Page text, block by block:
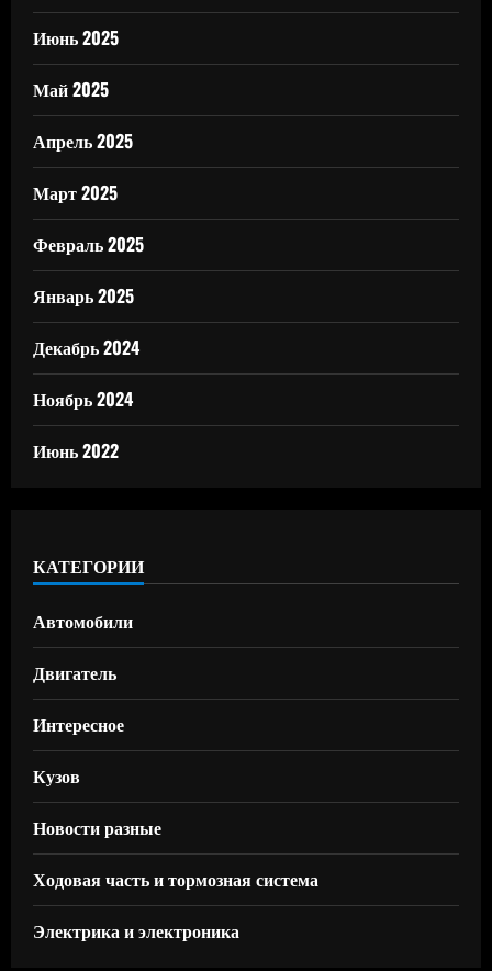
Июнь 2025
Май 2025
Апрель 2025
Март 2025
Февраль 2025
Январь 2025
Декабрь 2024
Ноябрь 2024
Июнь 2022
КАТЕГОРИИ
Автомобили
Двигатель
Интересное
Кузов
Новости разные
Ходовая часть и тормозная система
Электрика и электроника